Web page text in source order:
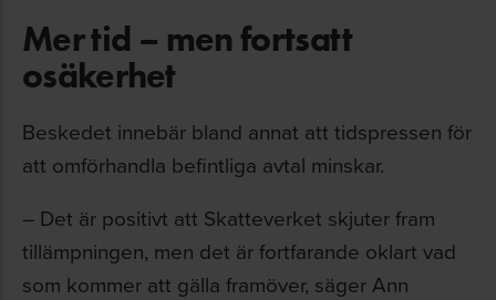
Mer tid – men fortsatt
osäkerhet
Beskedet innebär bland annat att tidspressen för
att omförhandla befintliga avtal minskar.
– Det är positivt att Skatteverket skjuter fram
tillämpningen, men det är fortfarande oklart vad
som kommer att gälla framöver, säger Ann